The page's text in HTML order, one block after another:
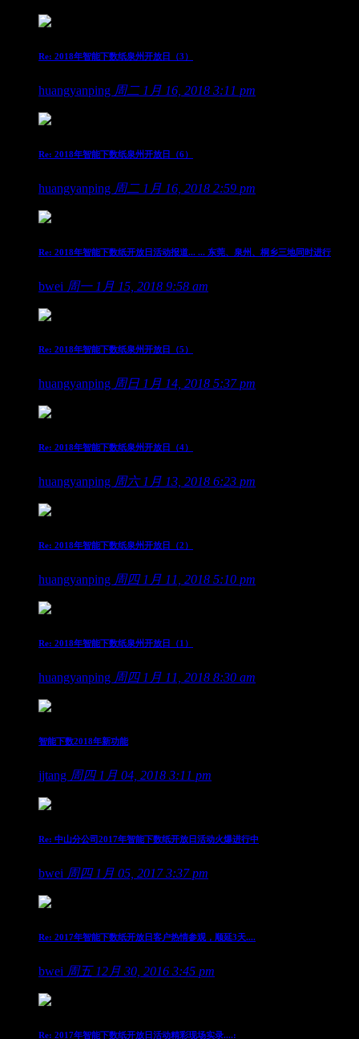
Re: 2018年智能下数纸泉州开放日（3）
huangyanping 周二 1月 16, 2018 3:11 pm
Re: 2018年智能下数纸泉州开放日（6）
huangyanping 周二 1月 16, 2018 2:59 pm
Re: 2018年智能下数纸开放日活动报道... ... 东莞、泉州、桐乡三地同时进行
bwei 周一 1月 15, 2018 9:58 am
Re: 2018年智能下数纸泉州开放日（5）
huangyanping 周日 1月 14, 2018 5:37 pm
Re: 2018年智能下数纸泉州开放日（4）
huangyanping 周六 1月 13, 2018 6:23 pm
Re: 2018年智能下数纸泉州开放日（2）
huangyanping 周四 1月 11, 2018 5:10 pm
Re: 2018年智能下数纸泉州开放日（1）
huangyanping 周四 1月 11, 2018 8:30 am
智能下数2018年新功能
jjtang 周四 1月 04, 2018 3:11 pm
Re: 中山分公司2017年智能下数纸开放日活动火爆进行中
bwei 周四 1月 05, 2017 3:37 pm
Re: 2017年智能下数纸开放日客户热情参观，顺延3天....
bwei 周五 12月 30, 2016 3:45 pm
Re: 2017年智能下数纸开放日活动精彩现场实录....: